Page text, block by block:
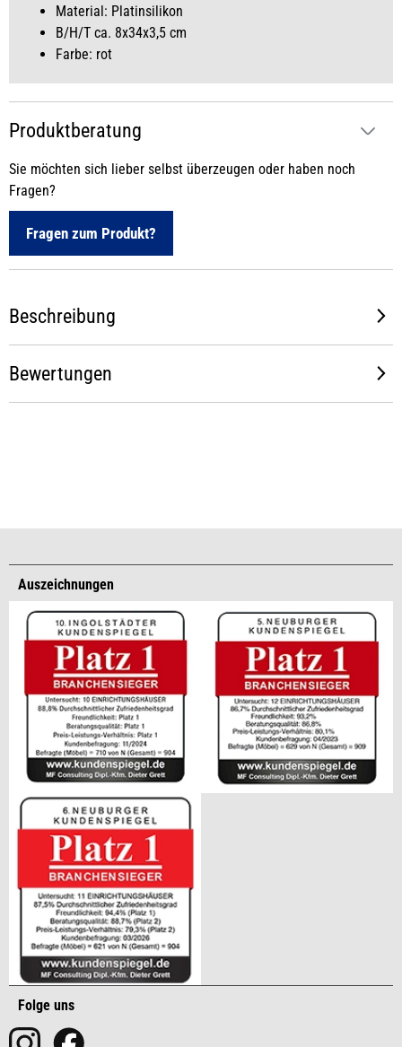
Material: Platinsilikon
B/H/T ca. 8x34x3,5 cm
Farbe: rot
Produktberatung
Sie möchten sich lieber selbst überzeugen oder haben noch
Fragen?
Fragen zum Produkt?
Beschreibung
Bewertungen
Auszeichnungen
Folge uns